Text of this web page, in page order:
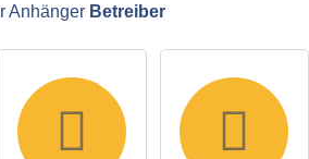
Anhänger Betreiber